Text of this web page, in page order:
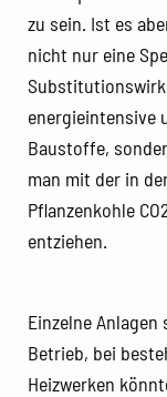
zu sein. Ist es
nicht nur eine
energieintensive
Baustoffe,
man mit der in
Pflanzenkohle
entziehen.
Einzelne
Betrieb, bei
Heizwerken